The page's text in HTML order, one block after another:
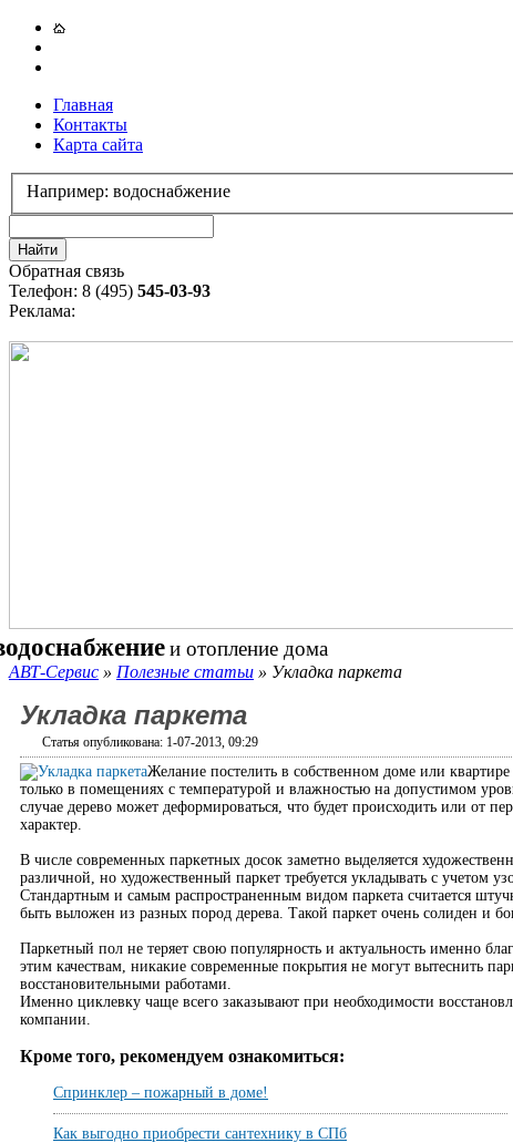
Главная
Контакты
Карта сайта
Например: водоснабжение
Обратная связь
Телефон: 8 (495) 545-03-93
Реклама:
и отопление дома
АВТ-Сервис » Полезные статьи » Укладка паркета
Укладка паркета
Статья опубликована: 1-07-2013, 09:29
Желание постелить в собственном доме или
только в помещениях с температурой и влажностью на допустимом
случае дерево может деформироваться, что будет происходить или от
характер.
В числе современных паркетных досок заметно выделяется
различной, но художественный паркет требуется укладывать с учетом
Стандартным и самым распространенным видом паркета считается
быть выложен из разных пород дерева. Такой паркет очень солиден и
Паркетный пол не теряет свою популярность и актуальность именно
этим качествам, никакие современные покрытия не могут вытеснить
восстановительными работами.
Именно циклевку чаще всего заказывают при необходимости
компании.
Кроме того, рекомендуем ознакомиться:
Спринклер – пожарный в доме!
Как выгодно приобрести сантехнику в СПб